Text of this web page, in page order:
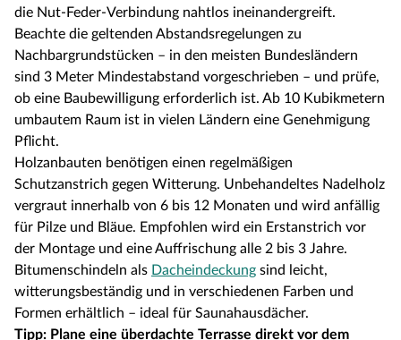
die Nut-Feder-Verbindung nahtlos ineinandergreift.
Beachte die geltenden Abstandsregelungen zu
Nachbargrundstücken – in den meisten Bundesländern
sind 3 Meter Mindestabstand vorgeschrieben – und prüfe,
ob eine Baubewilligung erforderlich ist. Ab 10 Kubikmetern
umbautem Raum ist in vielen Ländern eine Genehmigung
Pflicht.
Holzanbauten benötigen einen regelmäßigen
Schutzanstrich gegen Witterung. Unbehandeltes Nadelholz
vergraut innerhalb von 6 bis 12 Monaten und wird anfällig
für Pilze und Bläue. Empfohlen wird ein Erstanstrich vor
der Montage und eine Auffrischung alle 2 bis 3 Jahre.
Bitumenschindeln als Dacheindeckung sind leicht,
witterungsbeständig und in verschiedenen Farben und
Formen erhältlich – ideal für Saunahausdächer.
Tipp: Plane eine überdachte Terrasse direkt vor dem